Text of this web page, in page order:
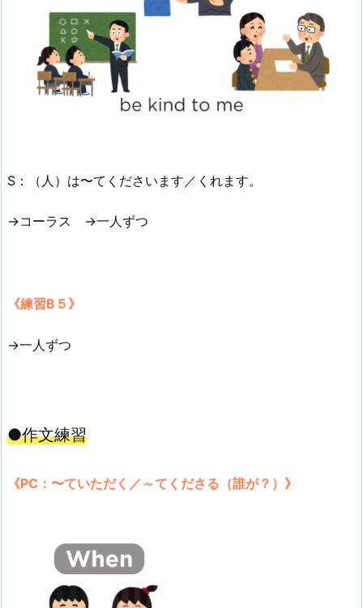
S：（人）は〜てくださいます／くれます。
→コーラス →一人ずつ
《練習B５》
→一人ずつ
●作文練習
《PC：〜ていただく／～てくださる（誰が？）》